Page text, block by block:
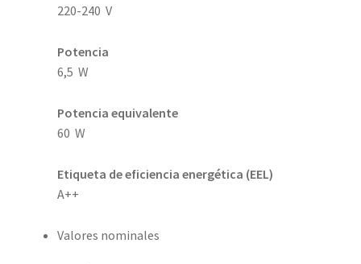
220-240 V
Potencia
6,5 W
Potencia equivalente
60 W
Etiqueta de eficiencia energética (EEL)
A++
Valores nominales